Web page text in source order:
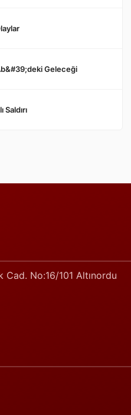
Geleceği
No:16/101 Altınordu